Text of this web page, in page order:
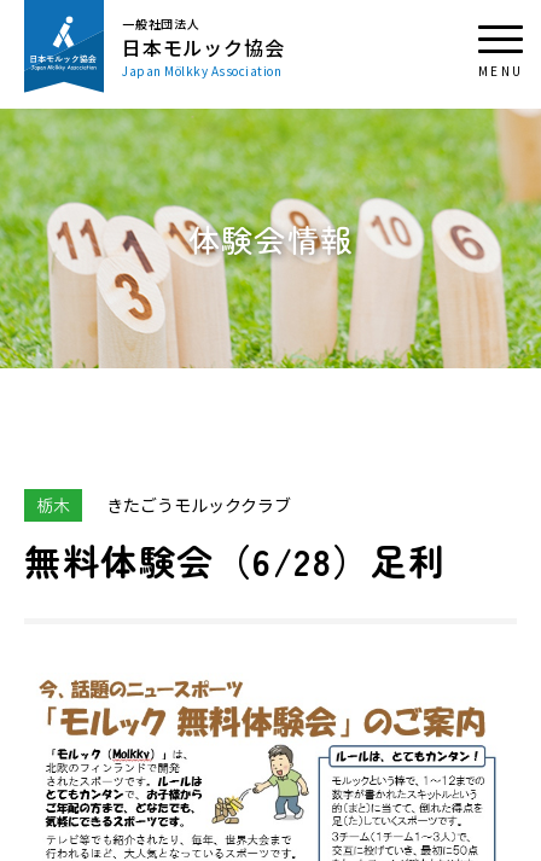
一般社団法人
日本モルック協会
Japan Mölkky Association
体験会情報
栃木 きたごうモルッククラブ
無料体験会（6/28）足利